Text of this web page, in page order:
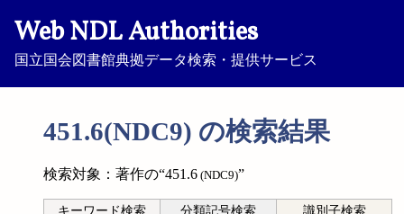
Web NDL Authorities
国立国会図書館典拠データ検索・提供サービス
451.6(NDC9) の検索結果
検索対象：著作の“451.6 (NDC9)”
キーワード検索 分類記号検索 識別子検索